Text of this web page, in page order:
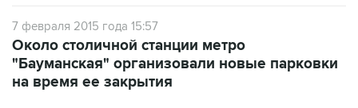
7 февраля 2015 года 15:57
Около столичной станции метро
"Бауманская" организовали новые парковки
на время ее закрытия